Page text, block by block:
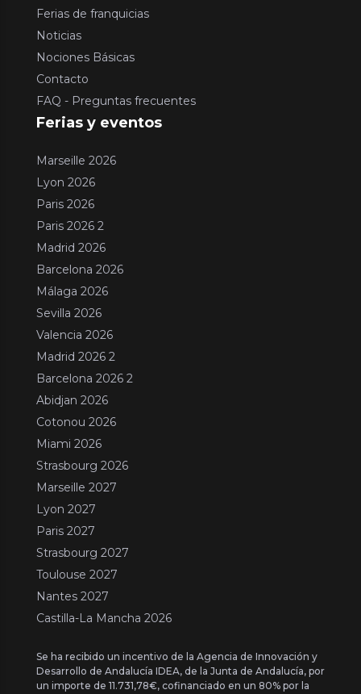
Ferias de franquicias
Noticias
Nociones Básicas
Contacto
FAQ - Preguntas frecuentes
Ferias y eventos
Marseille 2026
Lyon 2026
Paris 2026
Paris 2026 2
Madrid 2026
Barcelona 2026
Málaga 2026
Sevilla 2026
Valencia 2026
Madrid 2026 2
Barcelona 2026 2
Abidjan 2026
Cotonou 2026
Miami 2026
Strasbourg 2026
Marseille 2027
Lyon 2027
Paris 2027
Strasbourg 2027
Toulouse 2027
Nantes 2027
Castilla-La Mancha 2026
Se ha recibido un incentivo de la Agencia de Innovación y
Desarrollo de Andalucía IDEA, de la Junta de Andalucía, por
un importe de 11.731,78€, cofinanciado en un 80% por la